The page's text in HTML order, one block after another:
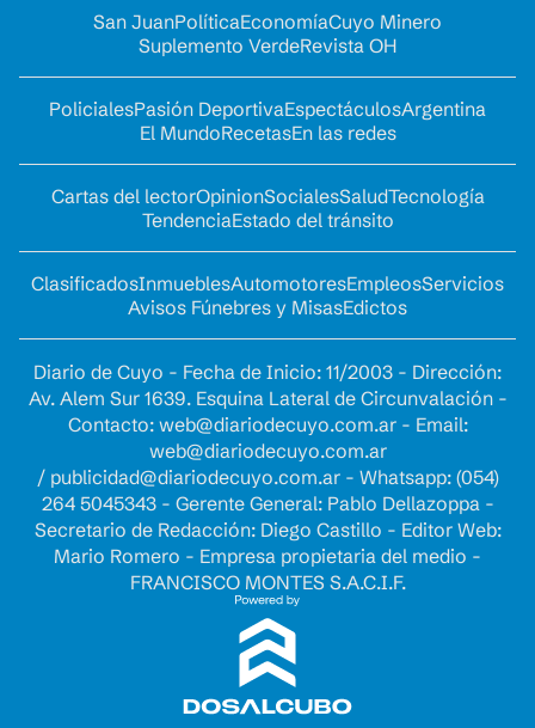
San JuanPolíticaEconomíaCuyo Minero
Suplemento VerdeRevista OH
PolicialesPasión DeportivaEspectáculosArgentina
El MundoRecetasEn las redes
Cartas del lectorOpinionSocialesSaludTecnología
TendenciaEstado del tránsito
ClasificadosInmueblesAutomotoresEmpleosServicios
Avisos Fúnebres y MisasEdictos
Diario de Cuyo - Fecha de Inicio: 11/2003 - Dirección:
Av. Alem Sur 1639. Esquina Lateral de Circunvalación -
Contacto: web@diariodecuyo.com.ar- Email:
web@diariodecuyo.com.ar
/ publicidad@diariodecuyo.com.ar- Whatsapp: (054)
264 5045343 - Gerente General: Pablo Dellazoppa -
Secretario de Redacción: Diego Castillo - Editor Web:
Mario Romero - Empresa propietaria del medio -
FRANCISCO MONTES S.A.C.I.F.